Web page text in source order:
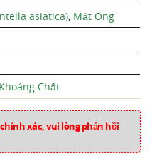
asiatica), Mật Ong
Chất
xác, vui lòng phản hồi